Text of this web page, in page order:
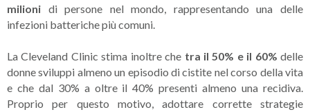
milioni di persone nel mondo, rappresentando una delle
infezioni batteriche più comuni.
La Cleveland Clinic stima inoltre che tra il 50% e il 60% delle
donne sviluppi almeno un episodio di cistite nel corso della vita
e che dal 30% a oltre il 40% presenti almeno una recidiva.
Proprio per questo motivo, adottare corrette strategie